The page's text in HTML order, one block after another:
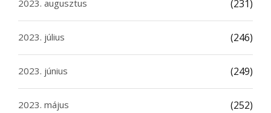
2023. augusztus (231)
2023. július (246)
2023. június (249)
2023. május (252)